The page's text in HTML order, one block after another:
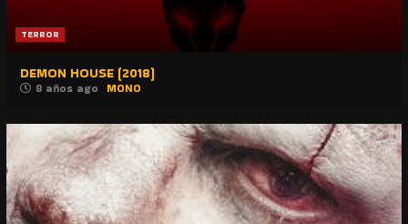
TERROR
DEMON HOUSE (2018)
8 años ago MONO